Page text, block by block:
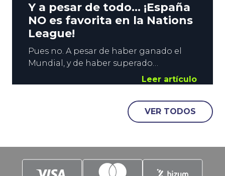
Y a pesar de todo… ¡España
NO es favorita en la Nations
League!
Pues no. A pesar de haber ganado el
Mundial, y de haber superado
ampliamente a Francia en la Semifinal,
los operadores de apuestas deportivas
no dan a España como favorita para
ganar la Nations League que comienza
en poco más de 2 meses. ¿Por qué no
trono? En YoSports
Leer artículo
VER TODOS